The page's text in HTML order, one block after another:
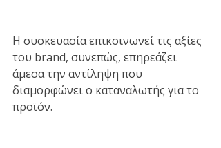
Η συσκευασία επικοινωνεί τις αξίες
του brand, συνεπώς, επηρεάζει
άμεσα την αντίληψη που
διαμορφώνει ο καταναλωτής για το
προϊόν.